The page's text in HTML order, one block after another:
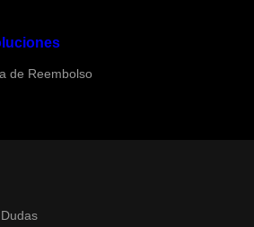
de Reembolso